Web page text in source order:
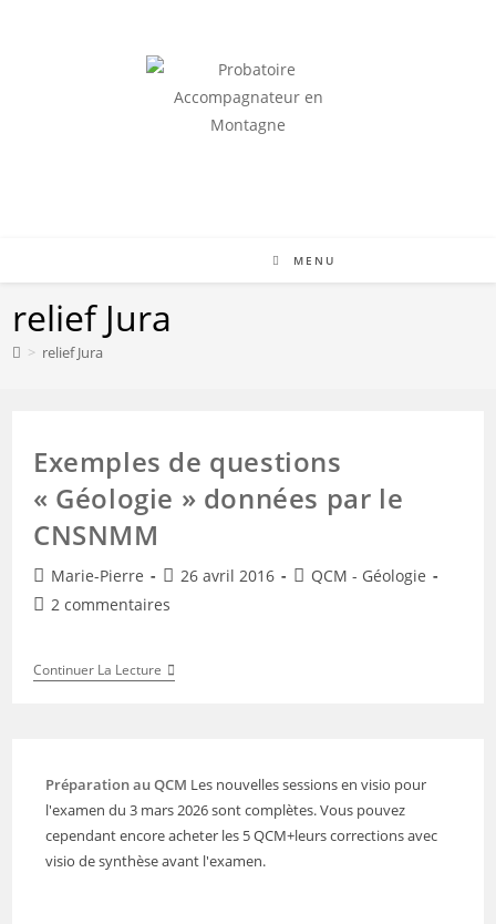
MENU
relief Jura
> relief Jura
Exemples de questions
« Géologie » données par le
CNSNMM
Auteur/autrice
de
Marie-Pierre
Publication
publiée :
26 avril 2016
PostQCM - Géologie
Commentaires
publication :
2 commentaires
Continuer La LectureExemples
De
Le
CNSNMM
Préparation au QCM Les nouvelles sessions en visio pour
l'examen du 3 mars 2026 sont complètes. Vous pouvez
cependant encore acheter les 5 QCM+leurs corrections avec
visio de synthèse avant l'examen.